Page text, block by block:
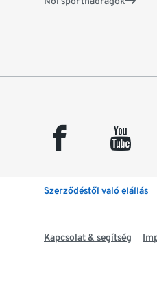
facebook youtube
Szerződéstől való elállás
Kapcsolat & segítség